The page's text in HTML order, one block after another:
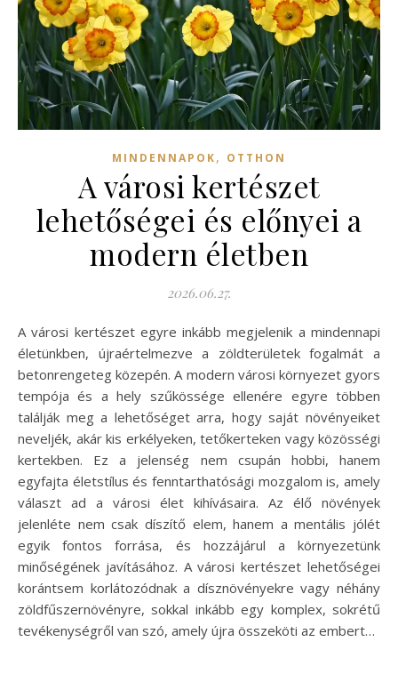
MINDENNAPOK, OTTHON
A városi kertészet
lehetőségei és előnyei a
modern életben
2026.06.27.
A városi kertészet egyre inkább megjelenik a mindennapi
életünkben, újraértelmezve a zöldterületek fogalmát a
betonrengeteg közepén. A modern városi környezet gyors
tempója és a hely szűkössége ellenére egyre többen
találják meg a lehetőséget arra, hogy saját növényeiket
neveljék, akár kis erkélyeken, tetőkerteken vagy közösségi
kertekben. Ez a jelenség nem csupán hobbi, hanem
egyfajta életstílus és fenntarthatósági mozgalom is, amely
választ ad a városi élet kihívásaira. Az élő növények
jelenléte nem csak díszítő elem, hanem a mentális jólét
egyik fontos forrása, és hozzájárul a környezetünk
minőségének javításához. A városi kertészet lehetőségei
korántsem korlátozódnak a dísznövényekre vagy néhány
zöldfűszernövényre, sokkal inkább egy komplex, sokrétű
tevékenységről van szó, amely újra összeköti az embert…